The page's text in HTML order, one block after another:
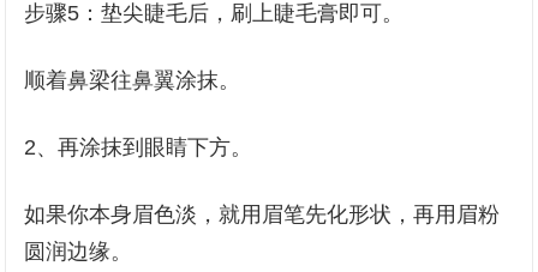
步骤5：垫尖睫毛后，刷上睫毛膏即可。
顺着鼻梁往鼻翼涂抹。
2、再涂抹到眼睛下方。
如果你本身眉色淡，就用眉笔先化形状，再用眉粉
圆润边缘。